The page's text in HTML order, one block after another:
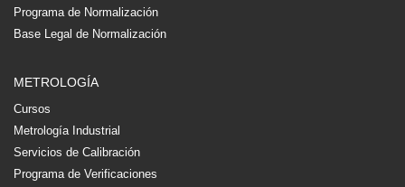
Programa de Normalización
Base Legal de Normalización
METROLOGÍA
Cursos
Metrología Industrial
Servicios de Calibración
Programa de Verificaciones